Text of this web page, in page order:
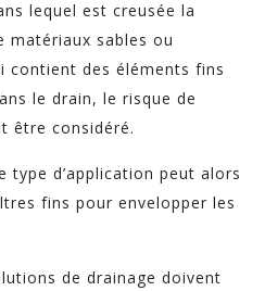
lequel est creusée la
matériaux sables ou
contient des éléments fins
le drain, le risque de
être considéré.
type d’application peut alors
fins pour envelopper les
de drainage doivent